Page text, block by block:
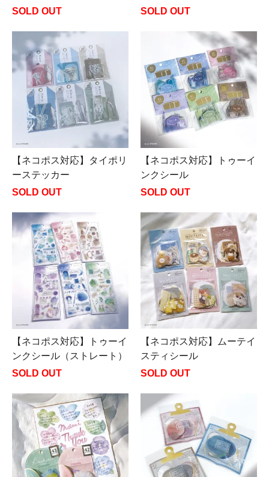
SOLD OUT
SOLD OUT
【ネコポス対応】タイポリ
ーステッカー
SOLD OUT
【ネコポス対応】トゥーイ
ンクシール
SOLD OUT
【ネコポス対応】トゥーイ
ンクシール（ストレート）
SOLD OUT
【ネコポス対応】ムーテイ
スティシール
SOLD OUT